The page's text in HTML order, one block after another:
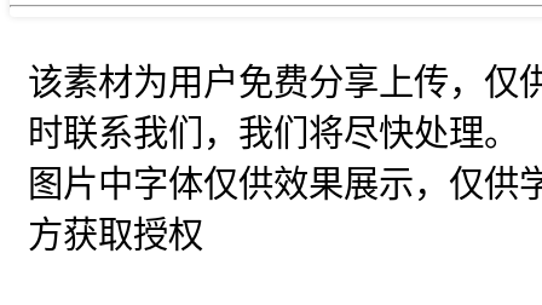
该素材为用户免费分享上传，仅
时联系我们，我们将尽快处理。
图片中字体仅供效果展示，仅供
方获取授权